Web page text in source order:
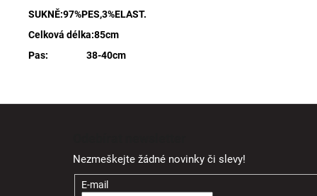
SUKNĚ:97%PES,3%ELAST.
Celková délka:85cm
Pas: 38-40cm
Nezmeškejte žádné novinky či slevy!
E-mail